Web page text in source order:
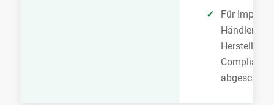
Für
Händler
Hersteller